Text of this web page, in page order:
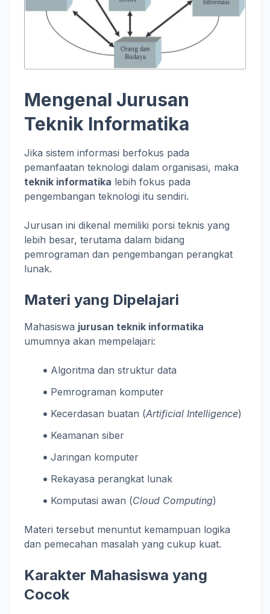
Mengenal Jurusan
Teknik Informatika
Jika sistem informasi berfokus pada
pemanfaatan teknologi dalam organisasi, maka
teknik informatika lebih fokus pada
pengembangan teknologi itu sendiri.
Jurusan ini dikenal memiliki porsi teknis yang
lebih besar, terutama dalam bidang
pemrograman dan pengembangan perangkat
lunak.
Materi yang Dipelajari
Mahasiswa jurusan teknik informatika
umumnya akan mempelajari:
Algoritma dan struktur data
Pemrograman komputer
Kecerdasan buatan (Artificial Intelligence)
Keamanan siber
Jaringan komputer
Rekayasa perangkat lunak
Komputasi awan (Cloud Computing)
Materi tersebut menuntut kemampuan logika
dan pemecahan masalah yang cukup kuat.
Karakter Mahasiswa yang
Cocok